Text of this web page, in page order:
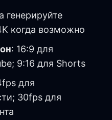
генерируйте
когда возможно
: 16:9 для
9:16 для Shorts
для
30fps для